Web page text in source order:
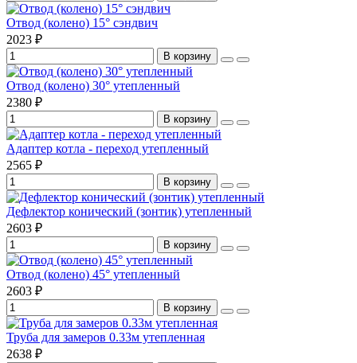
Отвод (колено) 15° сэндвич
2023 ₽
В корзину
Отвод (колено) 30° утепленный
2380 ₽
В корзину
Адаптер котла - переход утепленный
2565 ₽
В корзину
Дефлектор конический (зонтик) утепленный
2603 ₽
В корзину
Отвод (колено) 45° утепленный
2603 ₽
В корзину
Труба для замеров 0.33м утепленная
2638 ₽